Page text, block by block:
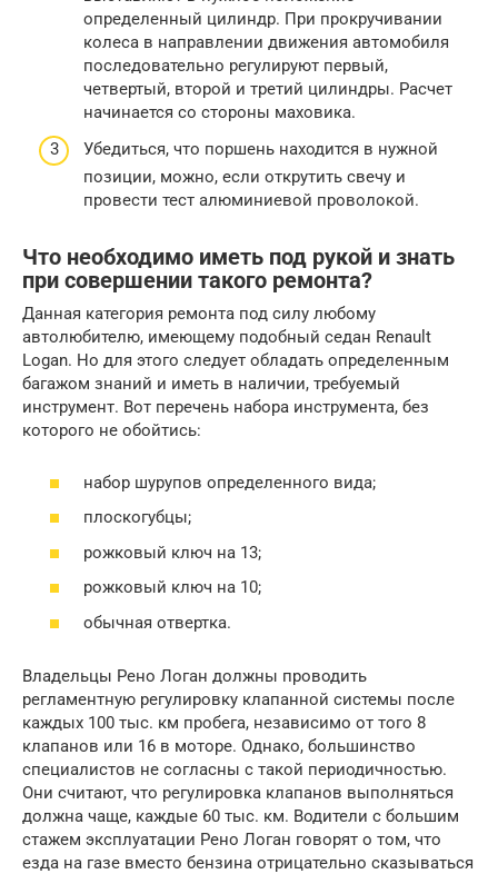
определенный цилиндр. При прокручивании
колеса в направлении движения автомобиля
последовательно регулируют первый,
четвертый, второй и третий цилиндры. Расчет
начинается со стороны маховика.
Убедиться, что поршень находится в нужной
позиции, можно, если открутить свечу и
провести тест алюминиевой проволокой.
Что необходимо иметь под рукой и знать
при совершении такого ремонта?
Данная категория ремонта под силу любому
автолюбителю, имеющему подобный седан Renault
Logan. Но для этого следует обладать определенным
багажом знаний и иметь в наличии, требуемый
инструмент. Вот перечень набора инструмента, без
которого не обойтись:
набор шурупов определенного вида;
плоскогубцы;
рожковый ключ на 13;
рожковый ключ на 10;
обычная отвертка.
Владельцы Рено Логан должны проводить
регламентную регулировку клапанной системы после
каждых 100 тыс. км пробега, независимо от того 8
клапанов или 16 в моторе. Однако, большинство
специалистов не согласны с такой периодичностью.
Они считают, что регулировка клапанов выполняться
должна чаще, каждые 60 тыс. км. Водители с большим
стажем эксплуатации Рено Логан говорят о том, что
езда на газе вместо бензина отрицательно сказываться